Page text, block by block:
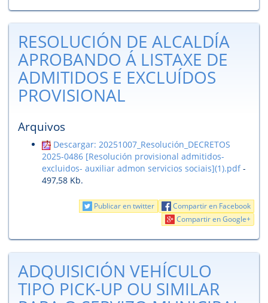
RESOLUCIÓN DE ALCALDÍA
APROBANDO Á LISTAXE DE
ADMITIDOS E EXCLUÍDOS
PROVISIONAL
Arquivos
Descargar: 20251007_Resolución_DECRETOS
2025-0486 [Resolución provisional admitidos-
excluidos- auxiliar admon servicios sociais](1).pdf-
497,58 Kb.
Compartir en Facebook
Publicar en twitter
Compartir en Google+
ADQUISICIÓN VEHÍCULO
TIPO PICK-UP OU SIMILAR